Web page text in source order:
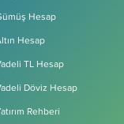
Hesap
Hesap
TL Hesap
Döviz Hesap
Rehberi